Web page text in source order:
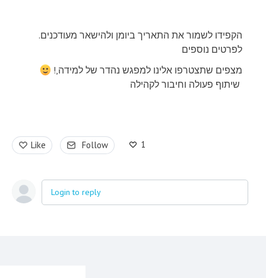
.הקפידו לשמור את התאריך ביומן ולהישאר מעודכנים
לפרטים נוספים
!מצפים שתצטרפו אלינו למפגש נהדר של למידה,
Like Follow 1
Login to reply